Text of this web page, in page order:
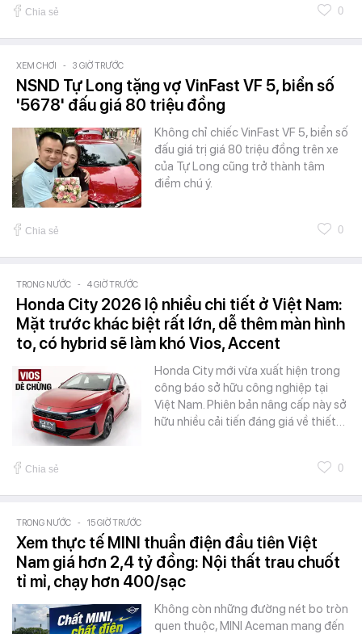
Chia sẻ 0
XEM CHƠI - 3 GIỜ TRƯỚC
NSND Tự Long tặng vợ VinFast VF 5, biển số
'5678' đấu giá 80 triệu đồng
Không chỉ chiếc VinFast VF 5, biển số
đấu giá trị giá 80 triệu đồng trên xe
của Tự Long cũng trở thành tâm
điểm chú ý.
Chia sẻ 0
TRONG NƯỚC - 4 GIỜ TRƯỚC
Honda City 2026 lộ nhiều chi tiết ở Việt Nam:
Mặt trước khác biệt rất lớn, dễ thêm màn hình
to, có hybrid sẽ làm khó Vios, Accent
Honda City mới vừa xuất hiện trong
công báo sở hữu công nghiệp tại
Việt Nam. Phiên bản nâng cấp này sở
hữu nhiều cải tiến đáng giá về thiết…
Chia sẻ 0
TRONG NƯỚC - 15 GIỜ TRƯỚC
Xem thực tế MINI thuần điện đầu tiên Việt
Nam giá hơn 2,4 tỷ đồng: Nội thất trau chuốt
tỉ mỉ, chạy hơn 400/sạc
Không còn những đường nét bo tròn
quen thuộc, MINI Aceman mang đến